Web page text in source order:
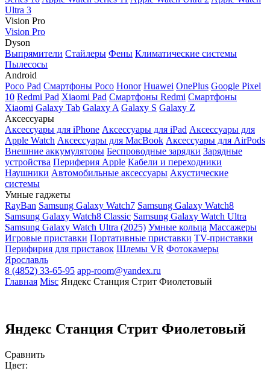
Ultra 3
Vision Pro
Vision Pro
Dyson
Выпрямители Стайлеры Фены Климатические системы
Пылесосы
Android
Poco Pad Смартфоны Poco Honor Huawei OnePlus Google Pixel
10 Redmi Pad Xiaomi Pad Смартфоны Redmi Смартфоны
Xiaomi Galaxy Tab Galaxy A Galaxy S Galaxy Z
Аксессуары
Аксессуары для iPhone Аксессуары для iPad Аксессуары для
Apple Watch Аксессуары для MacBook Аксессуары для AirPods
Внешние аккумуляторы Беспроводные зарядки Зарядные
устройства Периферия Apple Кабели и переходники
Наушники Автомобильные аксессуары Акустические
системы
Умные гаджеты
RayBan Samsung Galaxy Watch7 Samsung Galaxy Watch8
Samsung Galaxy Watch8 Classic Samsung Galaxy Watch Ultra
Samsung Galaxy Watch Ultra (2025) Умные кольца Массажеры
Игровые приставки Портативные приставки TV-приставки
Перифирия для приставок Шлемы VR Фотокамеры
Ярославль
8 (4852) 33-65-95 app-room@yandex.ru
Главная Misc Яндекс Станция Стрит Фиолетовый
Яндекс Станция Стрит Фиолетовый
Сравнить
Цвет: